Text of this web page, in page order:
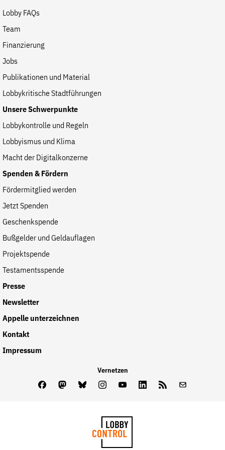
Lobby FAQs
Team
Finanzierung
Jobs
Publikationen und Material
Lobbykritische Stadtführungen
Unsere Schwerpunkte
Lobbykontrolle und Regeln
Lobbyismus und Klima
Macht der Digitalkonzerne
Spenden & Fördern
Fördermitglied werden
Jetzt Spenden
Geschenkspende
Bußgelder und Geldauflagen
Projektspende
Testamentsspende
Presse
Newsletter
Appelle unterzeichnen
Kontakt
Impressum
Vernetzen
FacebookMastodon
BlueskyInstagram
YoutubeLinkedInFeed